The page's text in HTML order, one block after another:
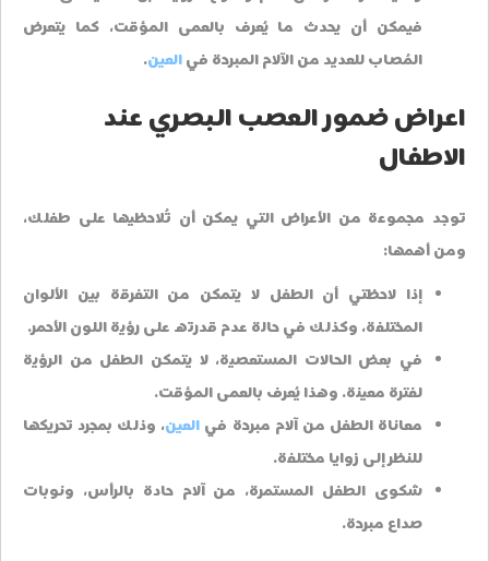
فيمكن أن يحدث ما يُعرف بالعمى المؤقت، كما يتعرض
المُصاب للعديد من الآلام المبرحة فيالعين.
اعراض ضمور العصب البصري عند
الاطفال
توجد مجموعة من الأعراض التي يمكن أن تُلاحظيها على طفلك،
ومن أهمها:
إذا لاحظتي أن الطفل لا يتمكن من التفرقة بين الألوان
المختلفة، وكذلك في حالة عدم قدرته على رؤية اللون الأحمر.
في بعض الحالات المستعصية، لا يتمكن الطفل من الرؤية
لفترة معينة. وهذا يُعرف بالعمى المؤقت.
معاناة الطفل من آلام مبرحة فيالعين، وذلك بمجرد تحريكها
للنظر إلى زوايا مختلفة.
شكوى الطفل المستمرة، من آلام حادة بالرأس، ونوبات
صداع مبرحة.